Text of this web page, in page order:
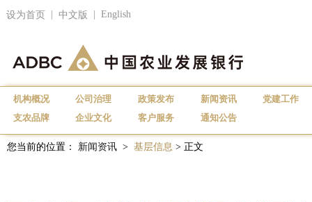
设为首页 中文版 English
机构概况 公司治理 政策发布 新闻资讯
党建工作
支农品牌
企业文化 客户服务 通知公告
您当前的位置： 新闻资讯 > 基层信息 > 正文